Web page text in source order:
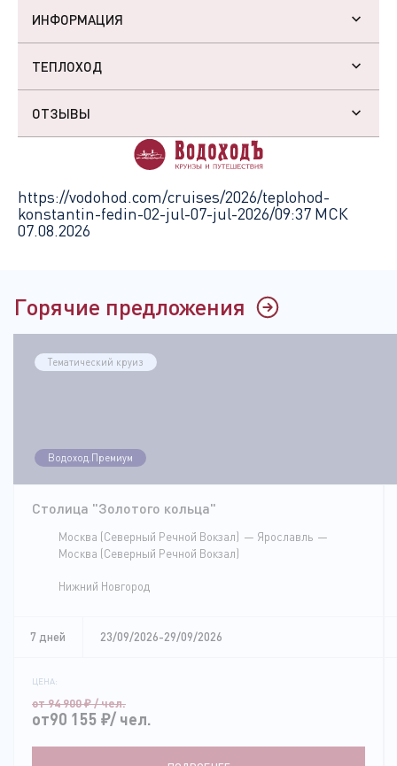
ИНФОРМАЦИЯ
ТЕПЛОХОД
ОТЗЫВЫ
https://vodohod.com/cruises/2026/teplohod-
konstantin-fedin-02-jul-07-jul-2026/09:37 МСК
07.08.2026
Горячие предложения
Тематический круиз
Водоход.Премиум
Столица "Золотого кольца"
Москва (Северный Речной Вокзал)
Ярославль
Москва (Северный Речной Вокзал)
Нижний Новгород
7 дней 23/09/2026-29/09/2026
ЦЕНА:
от 94 900₽/ чел.
от90 155 ₽/ чел.